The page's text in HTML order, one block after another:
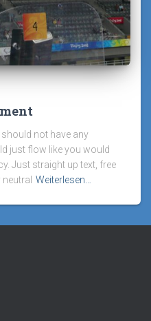
not have any
just flow like you would
Just straight up text, free
Weiterlesen…